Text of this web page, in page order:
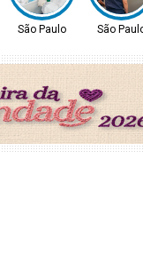
São Paulo São